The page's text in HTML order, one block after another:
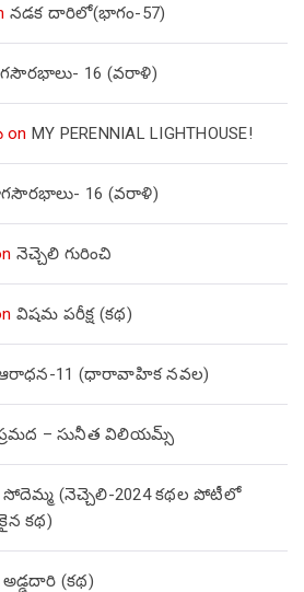
నడక దారిలో(భాగం-57)
16 (వరాళి)
on MY PERENNIAL LIGHTHOUSE!
16 (వరాళి)
నెచ్చెలి గురించి
విషమ పరీక్ష (క‌థ‌)
11 (ధారావాహిక నవల)
– సునీత విలియమ్స్
సోదెమ్మ (నెచ్చెలి-2024 కథల పోటీలో
కథ)
అడ్డదారి (కథ)